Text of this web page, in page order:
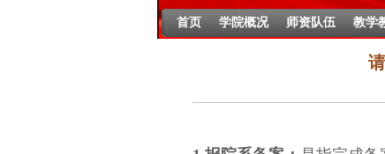
首页 学院概况 师资队伍 教学